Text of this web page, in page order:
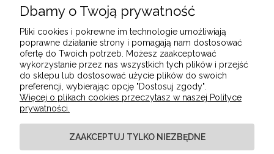
POMOC
MOJE KONTO
PŁATNOŚCI I DOSTAWA
INFORMACJE
Dbamy o Twoją prywatność
Pliki cookies i pokrewne im technologie umożliwiają
poprawne działanie strony i pomagają nam dostosować
ofertę do Twoich potrzeb. Możesz zaakceptować
wykorzystanie przez nas wszystkich tych plików i przejść
do sklepu lub dostosować użycie plików do swoich
preferencji, wybierając opcję "Dostosuj zgody".
Więcej o plikach cookies przeczytasz w naszej Polityce
prywatności.
ZAAKCEPTUJ TYLKO NIEZBĘDNE